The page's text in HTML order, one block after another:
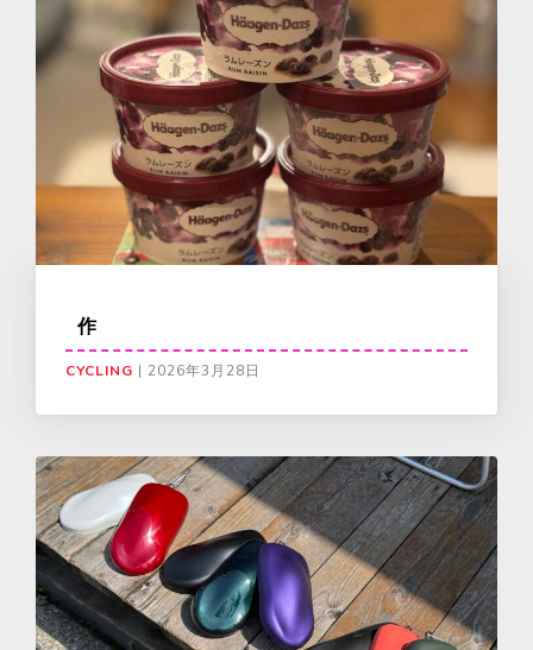
作
CYCLING | 2026年3月28日